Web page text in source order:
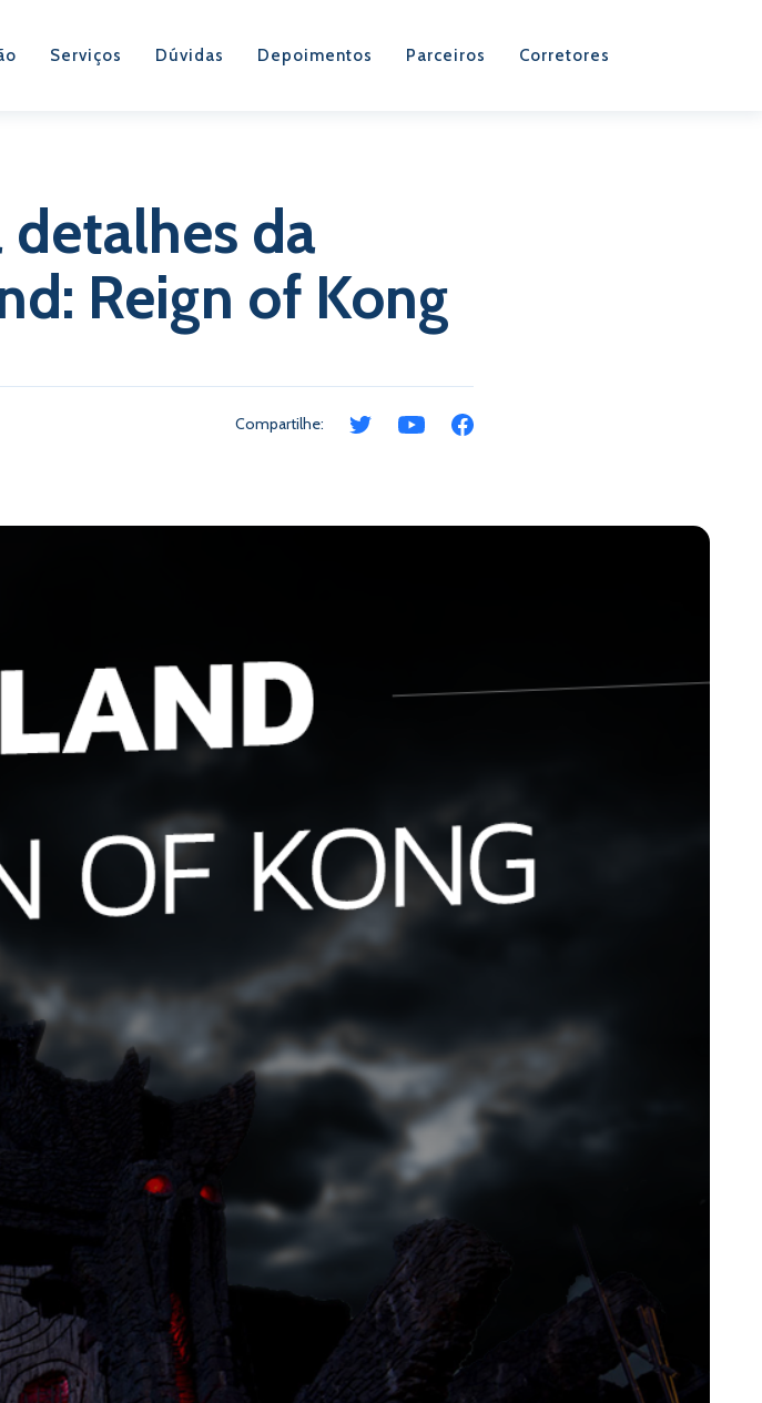
Serviços Dúvidas Depoimentos Parceiros Corretores
da
Reign of Kong
Compartilhe: